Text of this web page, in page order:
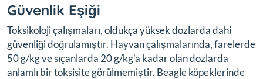
Güvenlik Eşiği
Toksikoloji çalışmaları, oldukça yüksek dozlarda dahi
güvenliği doğrulamıştır. Hayvan çalışmalarında, farelerde
50 g/kg ve sıçanlarda 20 g/kg'a kadar olan dozlarda
anlamlı bir toksisite görülmemiştir. Beagle köpeklerinde